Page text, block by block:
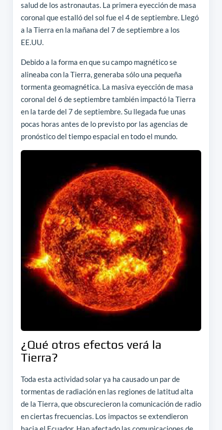
salud de los astronautas. La primera eyección de masa
coronal que estalló del sol fue el 4 de septiembre. Llegó
a la Tierra en la mañana del 7 de septiembre a los
EE.UU.
Debido a la forma en que su campo magnético se
alineaba con la Tierra, generaba sólo una pequeña
tormenta geomagnética. La masiva eyección de masa
coronal del 6 de septiembre también impactó la Tierra
en la tarde del 7 de septiembre. Su llegada fue unas
pocas horas antes de lo previsto por las agencias de
pronóstico del tiempo espacial en todo el mundo.
¿Qué otros efectos verá la
Tierra?
Toda esta actividad solar ya ha causado un par de
tormentas de radiación en las regiones de latitud alta
de la Tierra, que obscurecieron la comunicación de radio
en ciertas frecuencias. Los impactos se extendieron